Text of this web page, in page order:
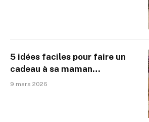
5 idées faciles pour faire un
cadeau à sa maman
rapidement
9 mars 2026